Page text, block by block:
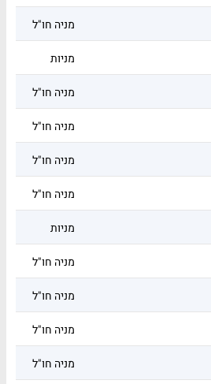
מניה חו"ל
מניות
מניה חו"ל
מניה חו"ל
מניה חו"ל
מניה חו"ל
מניות
מניה חו"ל
מניה חו"ל
מניה חו"ל
מניה חו"ל